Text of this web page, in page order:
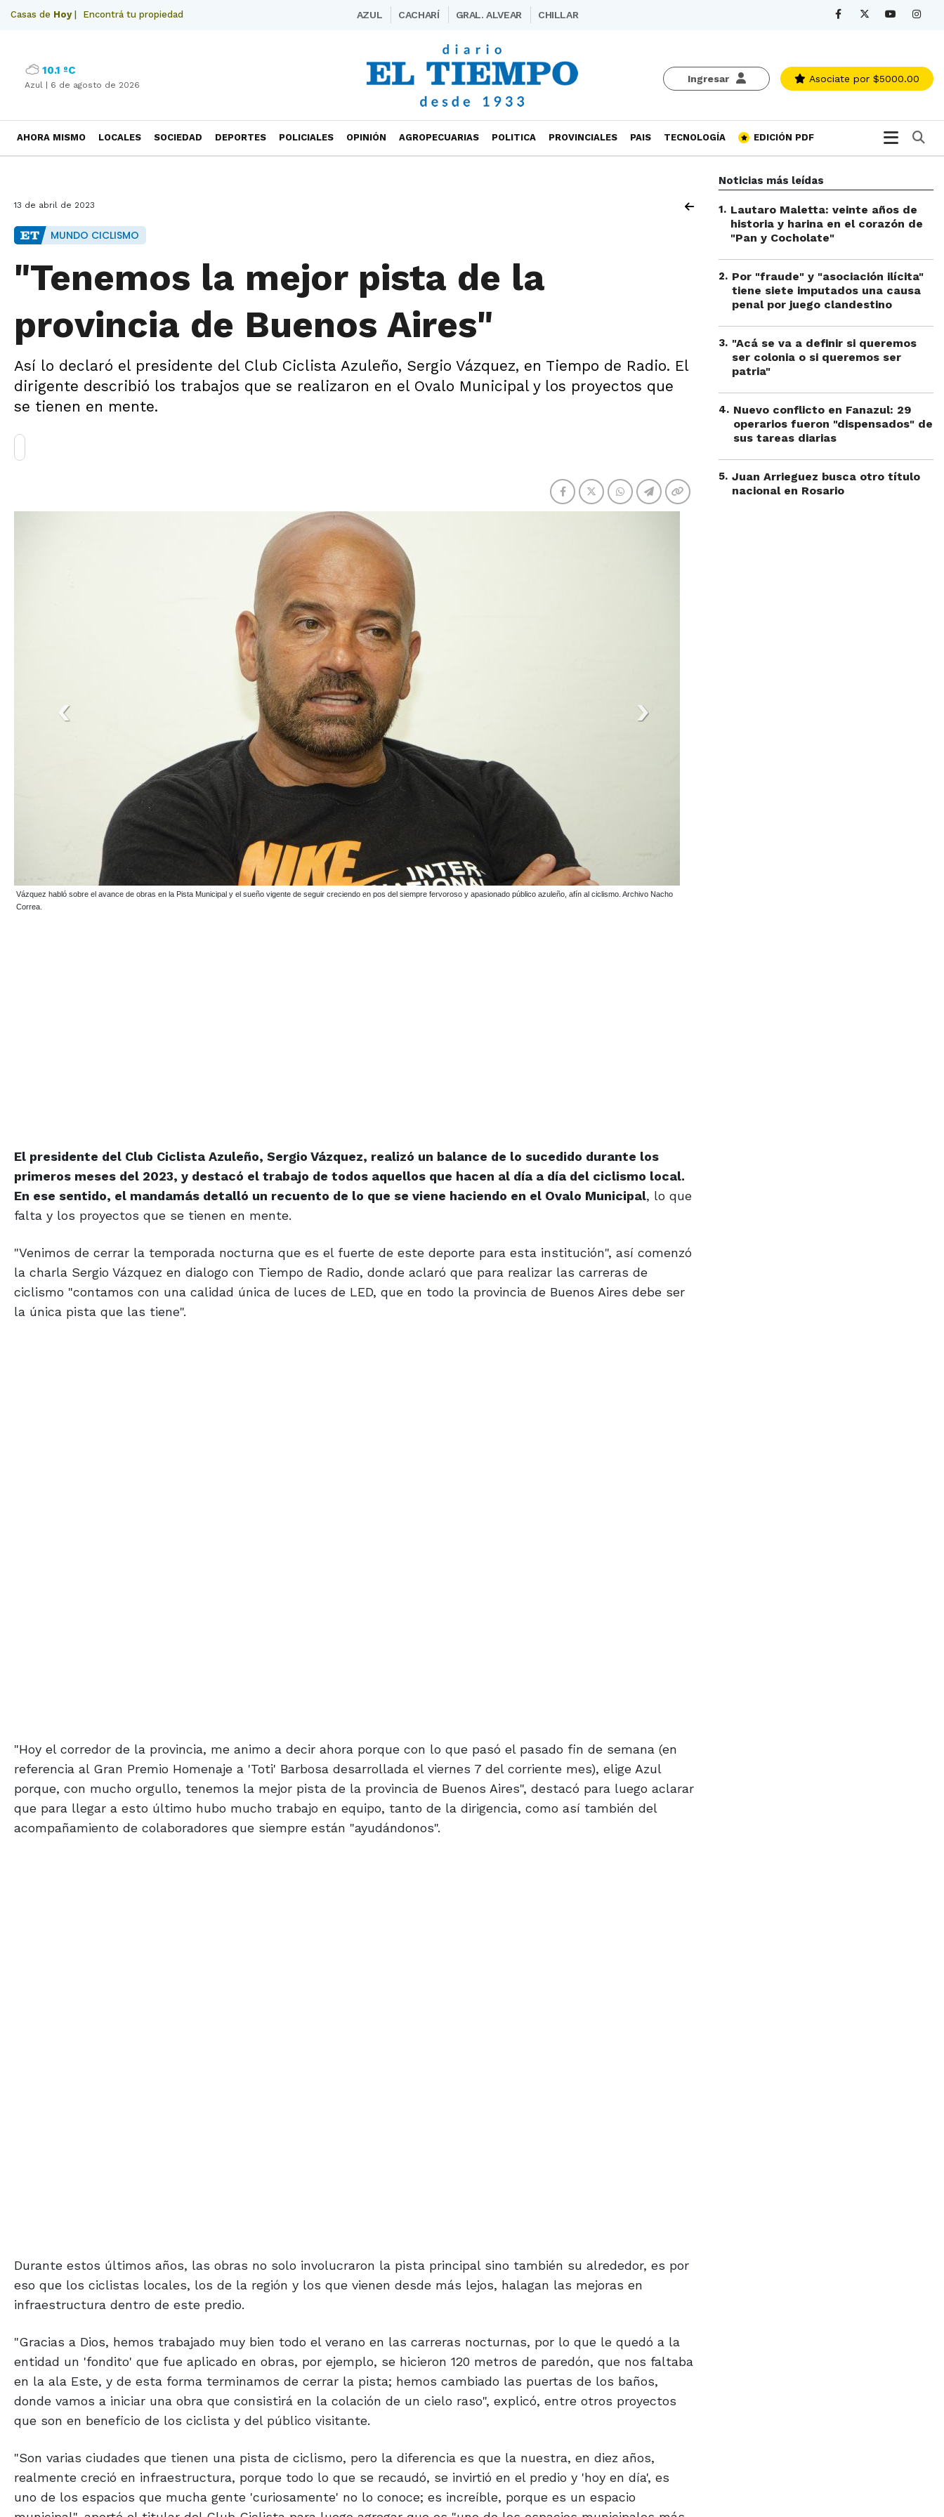
Casas de Hoy| Encontrá tu propiedad AZUL CACHARÍ GRAL. ALVEAR CHILLAR
Ingresar Asociate por $5000.00
10.1 ºC
Azul | 6 de agosto de 2026
AHORA MISMO LOCALES SOCIEDAD DEPORTES POLICIALES OPINIÓN AGROPECUARIAS POLITICA PROVINCIALES PAIS TECNOLOGÍA EDICIÓN PDF
13 de abril de 2023
MUNDO CICLISMO
"Tenemos la mejor pista de la
provincia de Buenos Aires"
Así lo declaró el presidente del Club Ciclista Azuleño, Sergio Vázquez, en Tiempo de Radio. El
dirigente describió los trabajos que se realizaron en el Ovalo Municipal y los proyectos que
se tienen en mente.
La comisión directiva del Club decidió homenajear Héctor Barbosa, quién fue uno de los más destacados actores que tuvieron los capítulos de los fines de semana ciclistas en Olavarría. FOTO
CCA.
El presidente del Club Ciclista Azuleño, Sergio Vázquez, realizó un balance de lo sucedido durante los
primeros meses del 2023, y destacó el trabajo de todos aquellos que hacen al día a día del ciclismo local.
En ese sentido, el mandamás detalló un recuento de lo que se viene haciendo en el Ovalo Municipal, lo que
falta y los proyectos que se tienen en mente.
"Venimos de cerrar la temporada nocturna que es el fuerte de este deporte para esta institución", así comenzó
la charla Sergio Vázquez en dialogo con Tiempo de Radio, donde aclaró que para realizar las carreras de
ciclismo "contamos con una calidad única de luces de LED, que en todo la provincia de Buenos Aires debe ser
la única pista que las tiene".
"Hoy el corredor de la provincia, me animo a decir ahora porque con lo que pasó el pasado fin de semana (en
referencia al Gran Premio Homenaje a 'Toti' Barbosa desarrollada el viernes 7 del corriente mes), elige Azul
porque, con mucho orgullo, tenemos la mejor pista de la provincia de Buenos Aires", destacó para luego aclarar
que para llegar a esto último hubo mucho trabajo en equipo, tanto de la dirigencia, como así también del
acompañamiento de colaboradores que siempre están "ayudándonos".
Durante estos últimos años, las obras no solo involucraron la pista principal sino también su alrededor, es por
eso que los ciclistas locales, los de la región y los que vienen desde más lejos, halagan las mejoras en
infraestructura dentro de este predio.
"Gracias a Dios, hemos trabajado muy bien todo el verano en las carreras nocturnas, por lo que le quedó a la
entidad un 'fondito' que fue aplicado en obras, por ejemplo, se hicieron 120 metros de paredón, que nos faltaba
en la ala Este, y de esta forma terminamos de cerrar la pista; hemos cambiado las puertas de los baños,
donde vamos a iniciar una obra que consistirá en la colación de un cielo raso", explicó, entre otros proyectos
que son en beneficio de los ciclista y del público visitante.
"Son varias ciudades que tienen una pista de ciclismo, pero la diferencia es que la nuestra, en diez años,
realmente creció en infraestructura, porque todo lo que se recaudó, se invirtió en el predio y 'hoy en día', es
uno de los espacios que mucha gente 'curiosamente' no lo conoce; es increíble, porque es un espacio
Noticias más leídas
1. Lautaro Maletta: veinte años de
historia y harina en el corazón de
"Pan y Cocholate"
2. Por "fraude" y "asociación ilícita"
tiene siete imputados una causa
penal por juego clandestino
3. "Acá se va a definir si queremos
ser colonia o si queremos ser
patria"
4. Nuevo conflicto en Fanazul: 29
operarios fueron "dispensados" de
sus tareas diarias
5. Juan Arrieguez busca otro título
nacional en Rosario